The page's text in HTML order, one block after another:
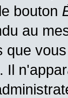
bouton
au
que
Il